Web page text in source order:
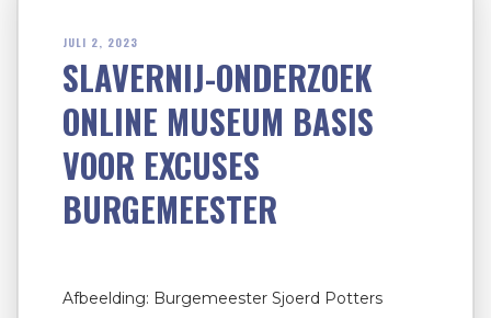
JULI 2, 2023
SLAVERNIJ-ONDERZOEK
ONLINE MUSEUM BASIS
VOOR EXCUSES
BURGEMEESTER
Afbeelding: Burgemeester Sjoerd Potters